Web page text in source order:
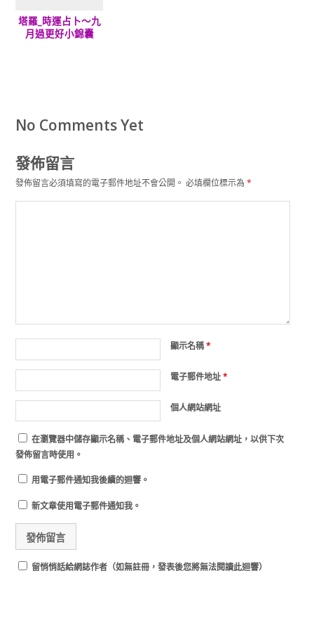
塔羅_時運占卜～九
月過更好小錦囊
No Comments Yet
發佈留言
發佈留言必須填寫的電子郵件地址不會公開。 必填欄位標示為*
顯示名稱*
電子郵件地址*
個人網站網址
在瀏覽器中儲存顯示名稱、電子郵件地址及個人網站網址，以供下次
發佈留言時使用。
用電子郵件通知我後續的迴響。
新文章使用電子郵件通知我。
留悄悄話給網誌作者（如無註冊，發表後您將無法閱讀此迴響）